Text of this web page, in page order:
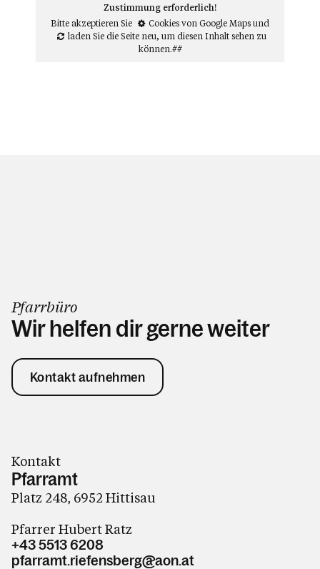
Zustimmung erforderlich!
Bitte akzeptieren Sie
Cookies von Google Mapsund
laden Sie die Seite neu, um diesen Inhalt sehen zu
können.##
Pfarrbüro
Wir helfen dir gerne weiter
Kontakt aufnehmen
Kontakt
Pfarramt
Platz 248, 6952 Hittisau
Pfarrer Hubert Ratz
+43 5513 6208
pfarramt.riefensberg@aon.at